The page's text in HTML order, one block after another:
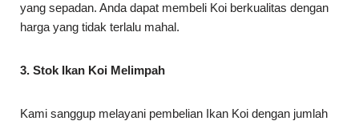
yang sepadan. Anda dapat membeli Koi berkualitas dengan
harga yang tidak terlalu mahal.
3. Stok Ikan Koi Melimpah
Kami sanggup melayani pembelian Ikan Koi dengan jumlah